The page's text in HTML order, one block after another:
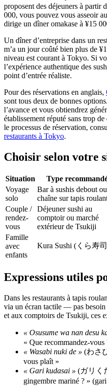
proposent des déjeuners à partir
000, vous pouvez vous asseoir
dirige un dîner omakase à ¥15
Un dîner d’entreprise dans un
m’a un jour coûté bien plus de
niveau est courant à Tokyo. Si
l’expérience authentique des
point d’entrée réaliste.
Pour des réservations en anglais,
sont tous deux de bonnes
l’avance et vous obtiendrez
établissement réputé sans trop
le processus de réservation,
restaurants à Tokyo.
Choisir selon votre
Situation Type
Voyage
solo
Bar à sushis debout ou
chaîne sur tapis
Couple /
rendez-
vous
Déjeuner sushi au
comptoir ou marché
extérieur de Tsukiji
Famille
avec
enfants
Kura Sushi (くら寿
Expressions utiles
Dans les restaurants à tapis
via un écran tactile — pas besoin
et aux comptoirs de Tsukiji, ces
« Osusume wa nan desu
« Que recommandez-vous
« Wasabi nuki de » (わさ
vous plaît »
« Gari kudasai » (ガリく
gingembre mariné ? »